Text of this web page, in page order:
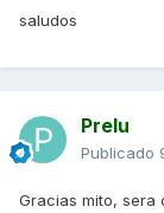
saludos
Prelu
Publicado
Gracias mito, sera